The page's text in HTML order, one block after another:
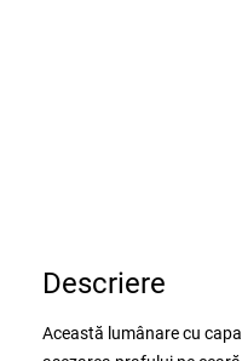
Descriere
Această lumânare cu